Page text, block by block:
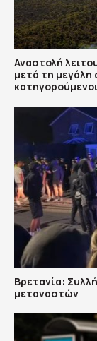
Αναστολή
μετά τη μεγάλη
κατηγορούμενοι
Βρετανία:
μεταναστών